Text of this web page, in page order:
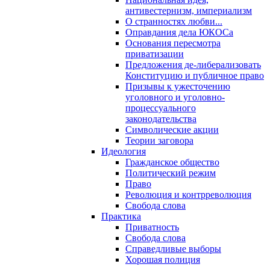
антивестернизм, империализм
О странностях любви...
Оправдания дела ЮКОСа
Основания пересмотра
приватизации
Предложения де-либерализовать
Конституцию и публичное право
Призывы к ужесточению
уголовного и уголовно-
процессуального
законодательства
Символические акции
Теории заговора
Идеология
Гражданское общество
Политический режим
Право
Революция и контрреволюция
Свобода слова
Практика
Приватность
Свобода слова
Справедливые выборы
Хорошая полиция